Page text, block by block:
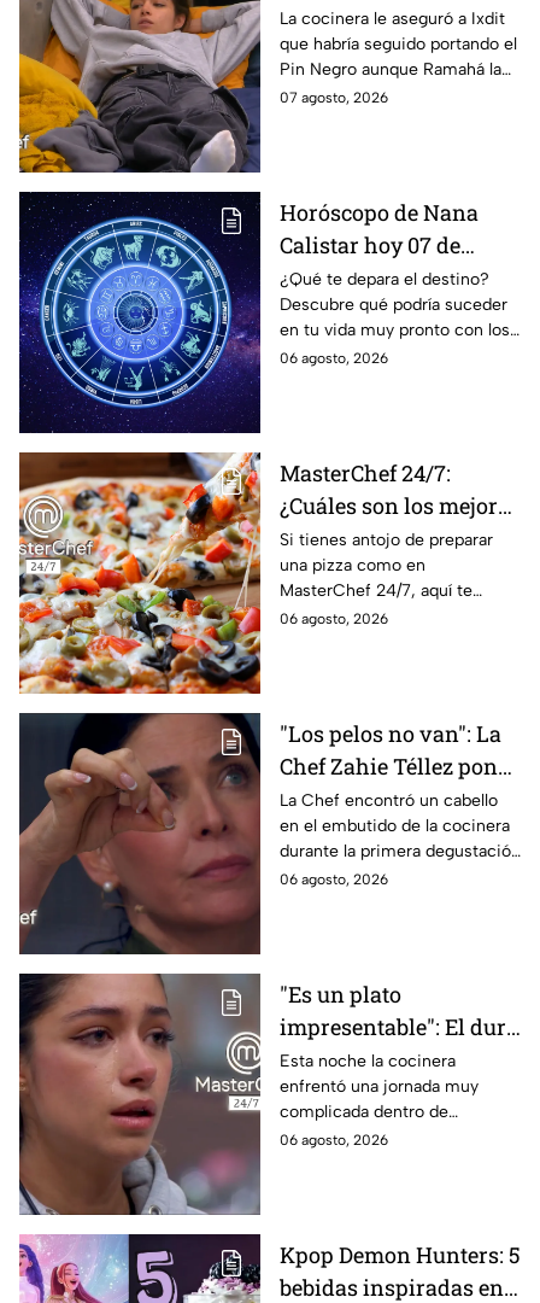
designación del Pin
Negro a un integrante
de las "Divas" en
MasterChef 24/7
La cocinera le aseguró a Ixdit
que habría seguido portando el
Pin Negro aunque Ramahá la
hubiera subido al balcón
07 agosto, 2026
Horóscopo de Nana
Calistar hoy 07 de
agosto; estos signos
podrían dejar de estar
solteros más pronto de
lo que imaginan y
¿Qué te depara el destino?
Descubre qué podría suceder
en tu vida muy pronto con los
horóscopos de Nana Calistar;
06 agosto, 2026
MasterChef 24/7:
¿Cuáles son los mejores
quesos para preparar
pizza en casa?
Si tienes antojo de preparar
una pizza como en
MasterChef 24/7, aquí te
contamos todo lo que debes
06 agosto, 2026
"Los pelos no van": La
Chef Zahie Téllez pone
en evidencia a Carmen
en la gala de mandiles
negros de MasterChef
24/7
La Chef encontró un cabello
en el embutido de la cocinera
durante la primera degustación
de la noche
06 agosto, 2026
"Es un plato
impresentable": El duro
regaño que hizo llorar a
Michelle dentro de
MasterChef 24/7
Esta noche la cocinera
enfrentó una jornada muy
complicada dentro de
MasterChef 24/7.
06 agosto, 2026
Kpop Demon Hunters: 5
bebidas inspiradas en